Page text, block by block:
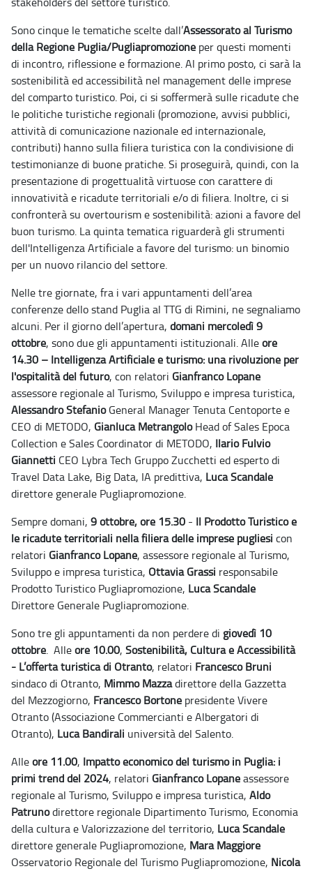
Sono cinque le tematiche scelte dall’Assessorato al Turismo
della Regione Puglia/Pugliapromozione per questi momenti
di incontro, riflessione e formazione. Al primo posto, ci sarà la
sostenibilità ed accessibilità nel management delle imprese
del comparto turistico. Poi, ci si soffermerà sulle ricadute che
le politiche turistiche regionali (promozione, avvisi pubblici,
attività di comunicazione nazionale ed internazionale,
contributi) hanno sulla filiera turistica con la condivisione di
testimonianze di buone pratiche. Si proseguirà, quindi, con la
presentazione di progettualità virtuose con carattere di
innovatività e ricadute territoriali e/o di filiera. Inoltre, ci si
confronterà su overtourism e sostenibilità: azioni a favore del
buon turismo. La quinta tematica riguarderà gli strumenti
dell'Intelligenza Artificiale a favore del turismo: un binomio
per un nuovo rilancio del settore.
Nelle tre giornate, fra i vari appuntamenti dell’area
conferenze dello stand Puglia al TTG di Rimini, ne segnaliamo
alcuni. Per il giorno dell’apertura, domani mercoledì 9
ottobre, sono due gli appuntamenti istituzionali.Alleore
14.30 – Intelligenza Artificiale e turismo: una rivoluzione per
l'ospitalità del futuro, con relatori Gianfranco Lopane
assessore regionale al Turismo, Sviluppo e impresa turistica,
Alessandro StefanioGeneral Manager Tenuta Centoporte e
CEO di METODO, Gianluca MetrangoloHead of Sales Epoca
Collection e Sales Coordinator di METODO, Ilario Fulvio
Giannetti CEO Lybra Tech Gruppo Zucchetti ed esperto di
Travel Data Lake, Big Data, IA predittiva, Luca Scandale
direttore generale Pugliapromozione.
Sempre domani, 9 ottobre, ore 15.30 - Il Prodotto Turistico e
le ricadute territoriali nella filiera delle imprese pugliesi con
relatori Gianfranco Lopane, assessore regionale al Turismo,
Sviluppo e impresa turistica, Ottavia Grassi responsabile
Prodotto Turistico Pugliapromozione, Luca Scandale
Direttore Generale Pugliapromozione.
Sono tre gli appuntamenti da non perdere di giovedì 10
ottobre. Alleore 10.00, Sostenibilità, Cultura e Accessibilità
- L’offerta turistica di Otranto, relatori Francesco Bruni
sindaco di Otranto, Mimmo Mazzadirettore della Gazzetta
del Mezzogiorno, Francesco Bortone presidente Vivere
Otranto (Associazione Commercianti e Albergatori di
Otranto), Luca Bandirali università del Salento.
Alleore 11.00, Impatto economico del turismo in Puglia: i
primi trend del 2024, relatori Gianfranco Lopaneassessore
regionale al Turismo, Sviluppo e impresa turistica, Aldo
Patrunodirettore regionale Dipartimento Turismo, Economia
della cultura e Valorizzazione del territorio, Luca Scandale
direttore generale Pugliapromozione, Mara Maggiore
Osservatorio Regionale del Turismo Pugliapromozione, Nicola